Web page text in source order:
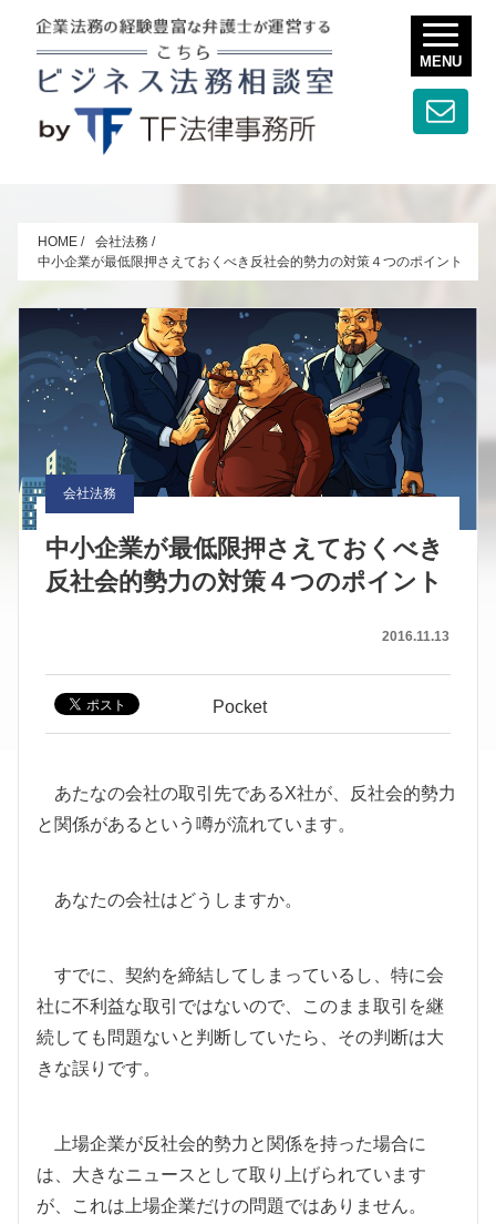
HOME / 会社法務 /
中小企業が最低限押さえておくべき反社会的勢力の対策４つのポイント
会社法務
中小企業が最低限押さえておくべき
反社会的勢力の対策４つのポイント
2016.11.13
Pocket
あたなの会社の取引先であるX社が、反社会的勢力
と関係があるという噂が流れています。
あなたの会社はどうしますか。
すでに、契約を締結してしまっているし、特に会
社に不利益な取引ではないので、このまま取引を継
続しても問題ないと判断していたら、その判断は大
きな誤りです。
上場企業が反社会的勢力と関係を持った場合に
は、大きなニュースとして取り上げられています
が、これは上場企業だけの問題ではありません。
MENU